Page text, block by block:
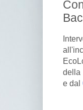
della
e dal